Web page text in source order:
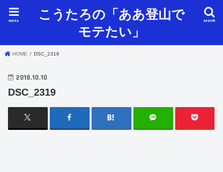
こうたろの「ああ登山で
モテたい」
search
menu
HOME DSC_2319
2018.10.10
DSC_2319